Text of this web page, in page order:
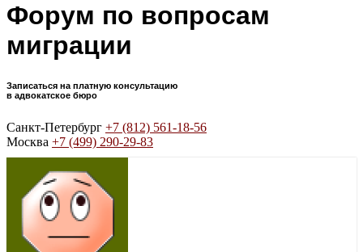
Форум по вопросам
миграции
Записаться на платную консультацию
в адвокатское бюро
Санкт-Петербург +7 (812) 561-18-56
Москва +7 (499) 290-29-83